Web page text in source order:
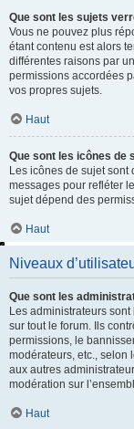
Que sont les sujets
Vous ne pouvez plus
étant contenu est alors
différentes raisons par
permissions accordées
vos propres sujets.
Haut
Que sont les icônes de
Les icônes de sujet
messages pour refléter
sujet dépend des
Haut
Niveaux
Que sont les
Les administrateurs
sur tout le forum. Ils
permissions, le
modérateurs, etc., selon
aux autres
modération sur
Haut